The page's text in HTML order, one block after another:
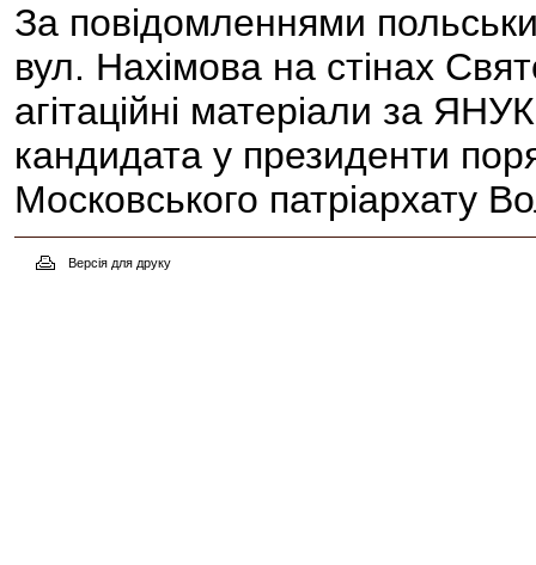
За повідомленнями
вул. Нахімова на стінах
агітаційні матеріали за
кандидата у президенти
Московського
Версія для друку